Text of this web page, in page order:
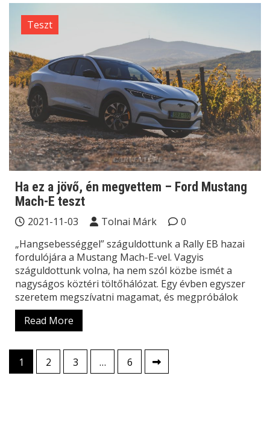
Teszt
Ha ez a jövő, én megvettem – Ford Mustang
Mach-E teszt
2021-11-03 Tolnai Márk
0
„Hangsebességgel” száguldottunk a Rally EB hazai
fordulójára a Mustang Mach-E-vel. Vagyis
száguldottunk volna, ha nem szól közbe ismét a
nagyságos köztéri töltőhálózat. Egy évben egyszer
szeretem megszívatni magamat, és megpróbálok
Read More
Bejegyzések
lapozása
1 2 3 … 6